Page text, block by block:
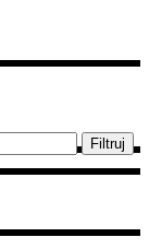
Filtruj